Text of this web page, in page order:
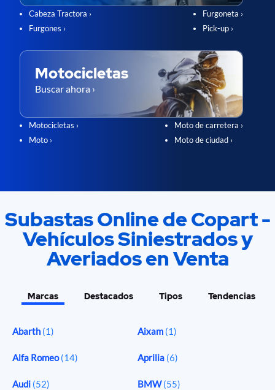
Cabeza Tractora ›
Furgones ›
Furgoneta ›
Pick-up ›
Motocicletas
Buscar ahora ›
Motocicletas ›
Moto ›
Moto de carretera ›
Moto de ciudad ›
Subastas Online de Copart -
Vehículos Siniestrados y
Averiados en Venta
Marcas Destacados Tipos Tendencias
Abarth (1) Aixam (1)
Alfa Romeo(14) Aprilia (6)
Audi (52) BMW(55)